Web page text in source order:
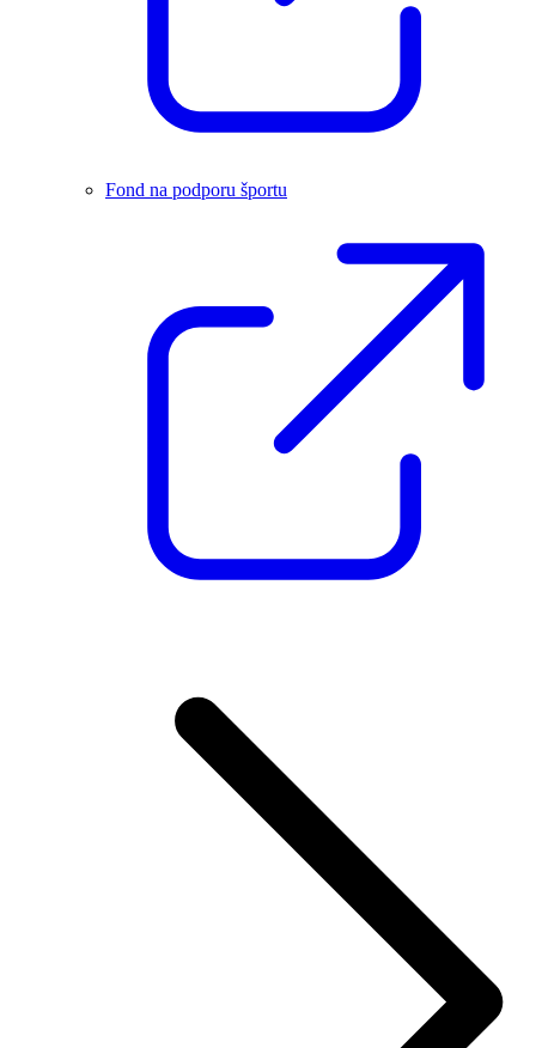
Fond na podporu športu